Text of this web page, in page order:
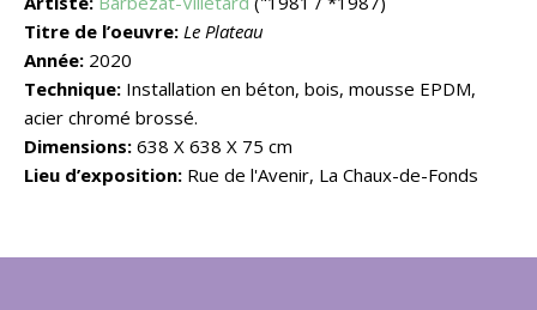
Titre de l’oeuvre: Le Plateau
Année: 2020
Technique: Installation en béton, bois, mousse EPDM,
acier chromé brossé.
Dimensions: 638 X 638 X 75 cm
Lieu d’exposition: Rue de l'Avenir, La Chaux-de-Fonds